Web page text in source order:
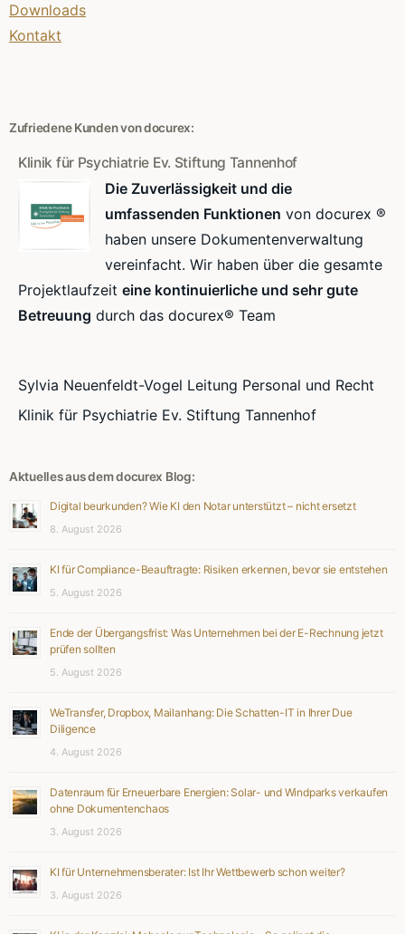
Downloads
Kontakt
Zufriedene Kunden von docurex:
Klinik für Psychiatrie Ev. Stiftung Tannenhof
Die Zuverlässigkeit und die
umfassenden Funktionen von docurex ®
haben unsere Dokumentenverwaltung
vereinfacht. Wir haben über die gesamte
Projektlaufzeit eine kontinuierliche und sehr gute
Betreuung durch das docurex® Team
Sylvia Neuenfeldt-Vogel Leitung Personal und Recht
Klinik für Psychiatrie Ev. Stiftung Tannenhof
Aktuelles aus dem docurex Blog:
Digital beurkunden? Wie KI den Notar unterstützt – nicht ersetzt
8. August 2026
KI für Compliance-Beauftragte: Risiken erkennen, bevor sie entstehen
5. August 2026
Ende der Übergangsfrist: Was Unternehmen bei der E-Rechnung jetzt
prüfen sollten
5. August 2026
WeTransfer, Dropbox, Mailanhang: Die Schatten-IT in Ihrer Due
Diligence
4. August 2026
Datenraum für Erneuerbare Energien: Solar- und Windparks verkaufen
ohne Dokumentenchaos
3. August 2026
KI für Unternehmensberater: Ist Ihr Wettbewerb schon weiter?
3. August 2026